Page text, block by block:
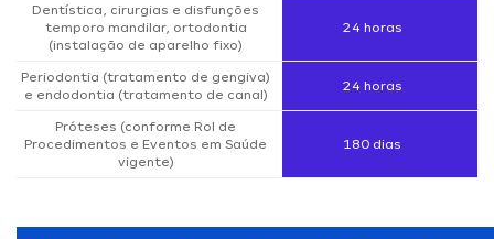
Dentística, cirurgias e disfunções
temporo mandilar, ortodontia
(instalação de aparelho fixo)
24 horas
Periodontia (tratamento de gengiva)
e endodontia (tratamento de canal)
24 horas
Próteses (conforme Rol de
Procedimentos e Eventos em Saúde
vigente)
180 dias